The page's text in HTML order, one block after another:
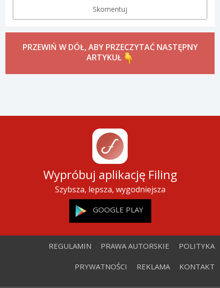
Skomentuj
PRZEWIŃ W DÓŁ, ABY PRZECZYTAĆ NASTĘPNY
ARTYKUŁ
Wypróbuj aplikację Filing
Szybsza, lepsza, wygodniejsza
GOOGLE PLAY
REGULAMIN PRAWA AUTORSKIE POLITYKA
PRYWATNOŚCI REKLAMA KONTAKT